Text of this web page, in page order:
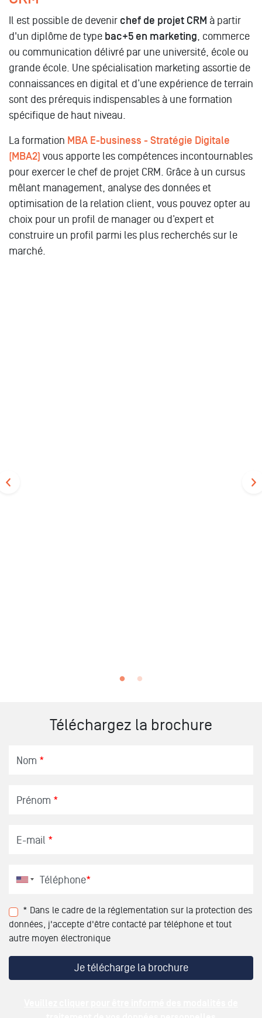
Il est possible de devenir chef de projet CRM à partir
d'un diplôme de type bac+5 en marketing, commerce
ou communication délivré par une université, école ou
grande école. Une spécialisation marketing assortie de
connaissances en digital et d’une expérience de terrain
sont des prérequis indispensables à une formation
spécifique de haut niveau.
La formation MBA E-business - Stratégie Digitale
(MBA2) vous apporte les compétences incontournables
pour exercer le chef de projet CRM. Grâce à un cursus
mêlant management, analyse des données et
optimisation de la relation client, vous pouvez opter au
choix pour un profil de manager ou d’expert et
construire un profil parmi les plus recherchés sur le
marché.
Téléchargez la brochure
Nom *
Prénom *
E-mail *
Téléphone*
* Dans le cadre de la réglementation sur la protection des
données, j'accepte d'être contacté par téléphone et tout
autre moyen électronique